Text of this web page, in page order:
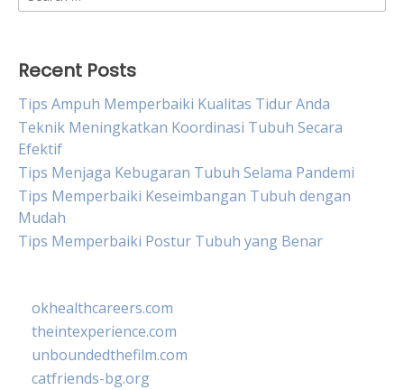
for:
Recent Posts
Tips Ampuh Memperbaiki Kualitas Tidur Anda
Teknik Meningkatkan Koordinasi Tubuh Secara
Efektif
Tips Menjaga Kebugaran Tubuh Selama Pandemi
Tips Memperbaiki Keseimbangan Tubuh dengan
Mudah
Tips Memperbaiki Postur Tubuh yang Benar
okhealthcareers.com
theintexperience.com
unboundedthefilm.com
catfriends-bg.org